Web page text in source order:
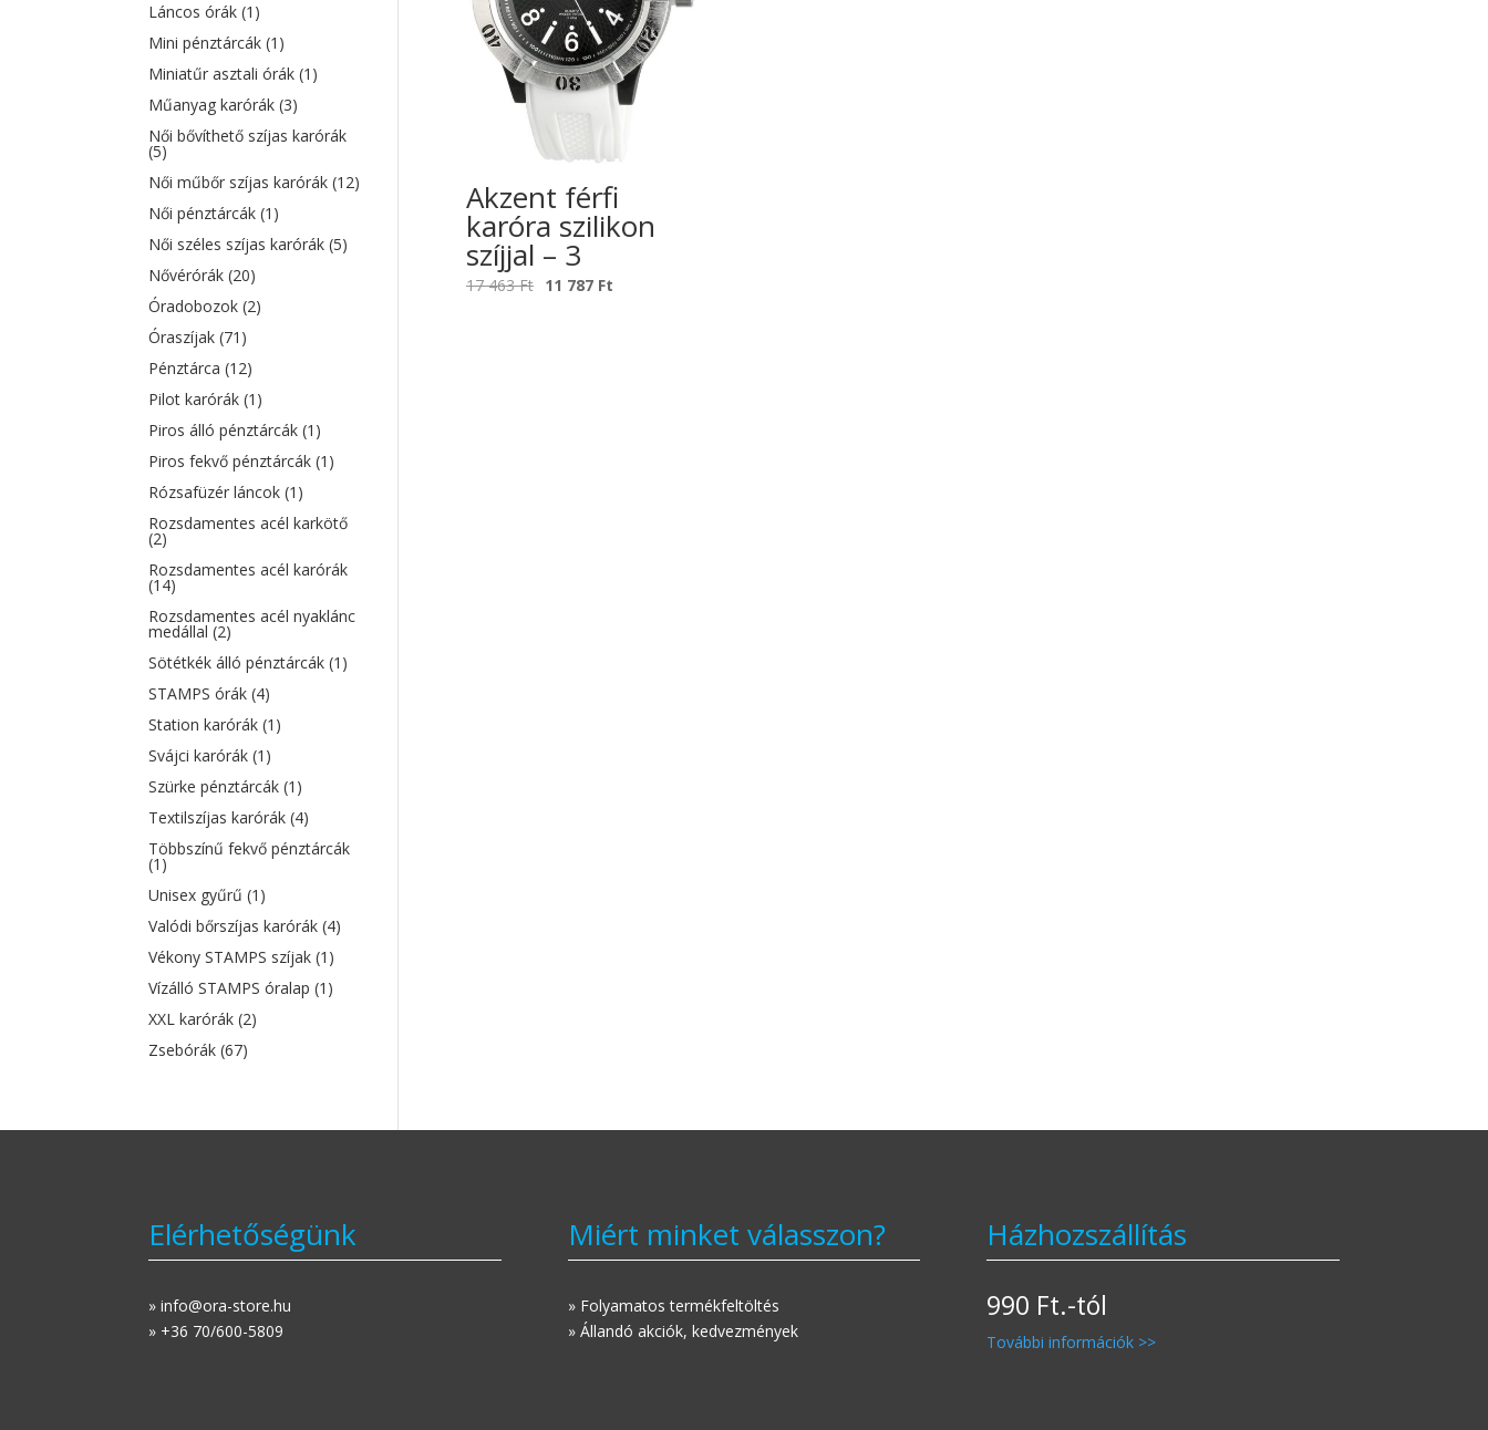
Akzent férfi
karóra szilikon
szíjjal – 3
17 463Ft Original
11 787 Ft
Láncos órák(1)
Mini pénztárcák(1)
Miniatűr asztali órák(1)
Műanyag karórák(3)
Női bővíthető szíjas karórák
(5)
Női műbőr szíjas karórák(12)
Női pénztárcák(1)
Női széles szíjas karórák(5)
Nővérórák(20)
Óradobozok(2)
Óraszíjak(71)
Pénztárca(12)
Pilot karórák(1)
Piros álló pénztárcák(1)
Piros fekvő pénztárcák(1)
Rózsafüzér láncok(1)
Rozsdamentes acél karkötő
(2)
Rozsdamentes acél karórák
(14)
Rozsdamentes acél nyaklánc
medállal(2)
Sötétkék álló pénztárcák(1)
STAMPS órák(4)
Station karórák(1)
Svájci karórák(1)
Szürke pénztárcák(1)
Textilszíjas karórák(4)
Többszínű fekvő pénztárcák
(1)
Unisex gyűrű(1)
Valódi bőrszíjas karórák(4)
Vékony STAMPS szíjak(1)
Vízálló STAMPS óralap(1)
XXL karórák(2)
Zsebórák(67)
Elérhetőségünk
» info@ora-store.hu
» +36 70/600-5809
Miért minket válasszon?
» Folyamatos termékfeltöltés
» Állandó akciók, kedvezmények
Házhozszállítás
990 Ft.-tól
További információk >>